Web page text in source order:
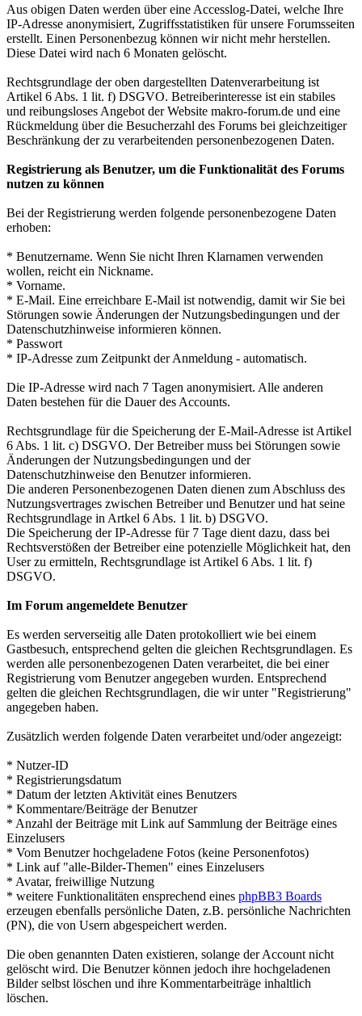
Aus obigen Daten werden über eine Accesslog-Datei, welche Ihre
IP-Adresse anonymisiert, Zugriffsstatistiken für unsere Forumsseiten
erstellt. Einen Personenbezug können wir nicht mehr herstellen.
Diese Datei wird nach 6 Monaten gelöscht.
Rechtsgrundlage der oben dargestellten Datenverarbeitung ist
Artikel 6 Abs. 1 lit. f) DSGVO. Betreiberinteresse ist ein stabiles
und reibungsloses Angebot der Website makro-forum.de und eine
Rückmeldung über die Besucherzahl des Forums bei gleichzeitiger
Beschränkung der zu verarbeitenden personenbezogenen Daten.
Registrierung als Benutzer, um die Funktionalität des Forums
nutzen zu können
Bei der Registrierung werden folgende personenbezogene Daten
erhoben:
* Benutzername. Wenn Sie nicht Ihren Klarnamen verwenden
wollen, reicht ein Nickname.
* Vorname.
* E-Mail. Eine erreichbare E-Mail ist notwendig, damit wir Sie bei
Störungen sowie Änderungen der Nutzungsbedingungen und der
Datenschutzhinweise informieren können.
* Passwort
* IP-Adresse zum Zeitpunkt der Anmeldung - automatisch.
Die IP-Adresse wird nach 7 Tagen anonymisiert. Alle anderen
Daten bestehen für die Dauer des Accounts.
Rechtsgrundlage für die Speicherung der E-Mail-Adresse ist Artikel
6 Abs. 1 lit. c) DSGVO. Der Betreiber muss bei Störungen sowie
Änderungen der Nutzungsbedingungen und der
Datenschutzhinweise den Benutzer informieren.
Die anderen Personenbezogenen Daten dienen zum Abschluss des
Nutzungsvertrages zwischen Betreiber und Benutzer und hat seine
Rechtsgrundlage in Artkel 6 Abs. 1 lit. b) DSGVO.
Die Speicherung der IP-Adresse für 7 Tage dient dazu, dass bei
Rechtsverstößen der Betreiber eine potenzielle Möglichkeit hat, den
User zu ermitteln, Rechtsgrundlage ist Artikel 6 Abs. 1 lit. f)
DSGVO.
Im Forum angemeldete Benutzer
Es werden serverseitig alle Daten protokolliert wie bei einem
Gastbesuch, entsprechend gelten die gleichen Rechtsgrundlagen. Es
werden alle personenbezogenen Daten verarbeitet, die bei einer
Registrierung vom Benutzer angegeben wurden. Entsprechend
gelten die gleichen Rechtsgrundlagen, die wir unter "Registrierung"
angegeben haben.
Zusätzlich werden folgende Daten verarbeitet und/oder angezeigt:
* Nutzer-ID
* Registrierungsdatum
* Datum der letzten Aktivität eines Benutzers
* Kommentare/Beiträge der Benutzer
* Anzahl der Beiträge mit Link auf Sammlung der Beiträge eines
Einzelusers
* Vom Benutzer hochgeladene Fotos (keine Personenfotos)
* Link auf "alle-Bilder-Themen" eines Einzelusers
* Avatar, freiwillige Nutzung
* weitere Funktionalitäten ensprechend eines phpBB3 Boards
erzeugen ebenfalls persönliche Daten, z.B. persönliche Nachrichten
(PN), die von Usern abgespeichert werden.
Die oben genannten Daten existieren, solange der Account nicht
gelöscht wird. Die Benutzer können jedoch ihre hochgeladenen
Bilder selbst löschen und ihre Kommentarbeiträge inhaltlich
löschen.